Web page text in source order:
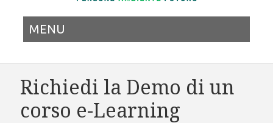
MENU
Richiedi la Demo di un
corso e-Learning